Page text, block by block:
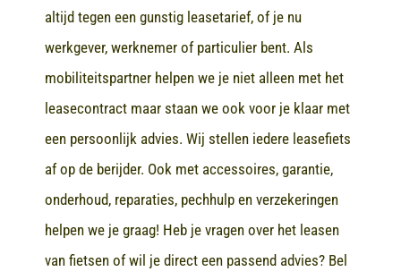
altijd tegen een gunstig leasetarief, of je nu
werkgever, werknemer of particulier bent. Als
mobiliteitspartner helpen we je niet alleen met het
leasecontract maar staan we ook voor je klaar met
een persoonlijk advies. Wij stellen iedere leasefiets
af op de berijder. Ook met accessoires, garantie,
onderhoud, reparaties, pechhulp en verzekeringen
helpen we je graag! Heb je vragen over het leasen
van fietsen of wil je direct een passend advies? Bel